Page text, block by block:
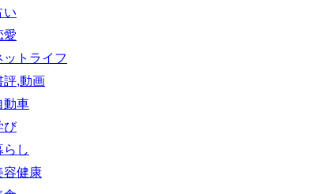
い
愛
ットライフ
評,動画
動車
び
らし
容健康